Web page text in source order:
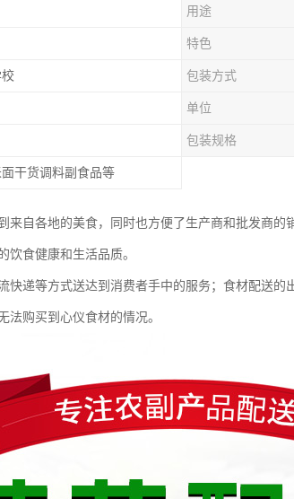
用途
特色
包装方式
单位
包装规格
干货调料副食品等
来自各地的美食，同时也方便了生产商和批发商的
饮食健康和生活品质。
快递等方式送达到消费者手中的服务；食材配送
法购买到心仪食材的情况。